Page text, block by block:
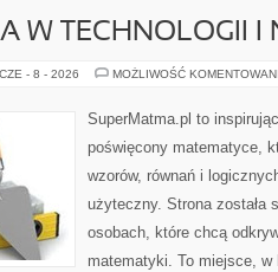
W TECHNOLOGII I
CZE - 8 - 2026 MOŻLIWOŚĆ
SuperMatma.pl to
poświęcony matematyce,
wzorów, równań i
użyteczny. Strona została
osobach, które chcą
matematyki. To miejsce,